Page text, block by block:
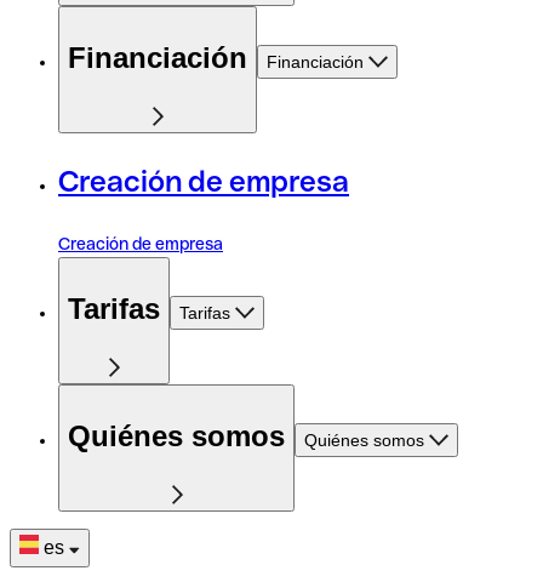
Financiación Financiación
Creación de empresa
Creación de empresa
Tarifas Tarifas
Quiénes somos Quiénes somos
es